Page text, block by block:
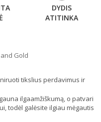
DYDIS
ATITINKA
Gold
tikslius perdavimus ir
ilgaamžiškumą, o patvari
todėl galėsite ilgiau mėgautis